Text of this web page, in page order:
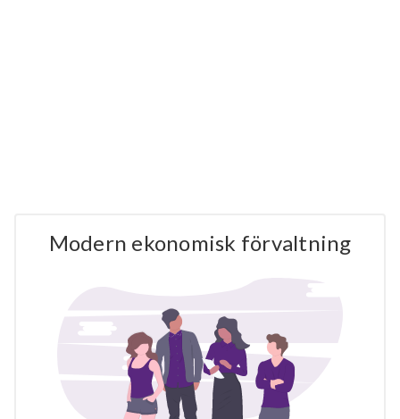
Modern ekonomisk förvaltning